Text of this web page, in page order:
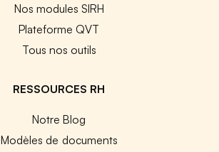
Nos modules SIRH
Plateforme QVT
Tous nos outils
RESSOURCES RH
Notre Blog
Modèles de documents